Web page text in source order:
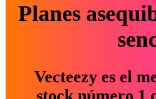
Planes
Vecteezy es el